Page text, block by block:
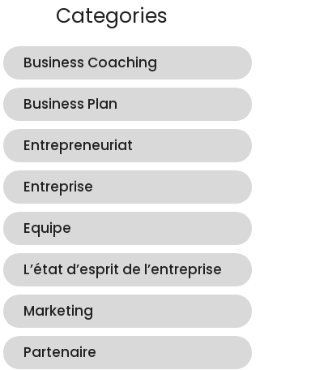
Categories
Business Coaching
Business Plan
Entrepreneuriat
Entreprise
Equipe
L’état d’esprit de l’entreprise
Marketing
Partenaire